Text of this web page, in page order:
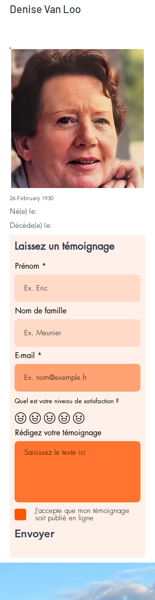
Denise Van Loo
26 February 1930
Né(e) le:
Décède(e) le:
Laissez un témoignage
Prénom
Nom de famille
E-mail
Quel est votre niveau de satisfaction ?
Rédigez votre témoignage
J'accepte que mon témoignage
soit publié en ligne
Envoyer